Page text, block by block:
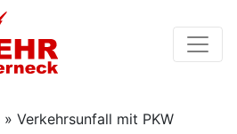
» Verkehrsunfall mit PKW